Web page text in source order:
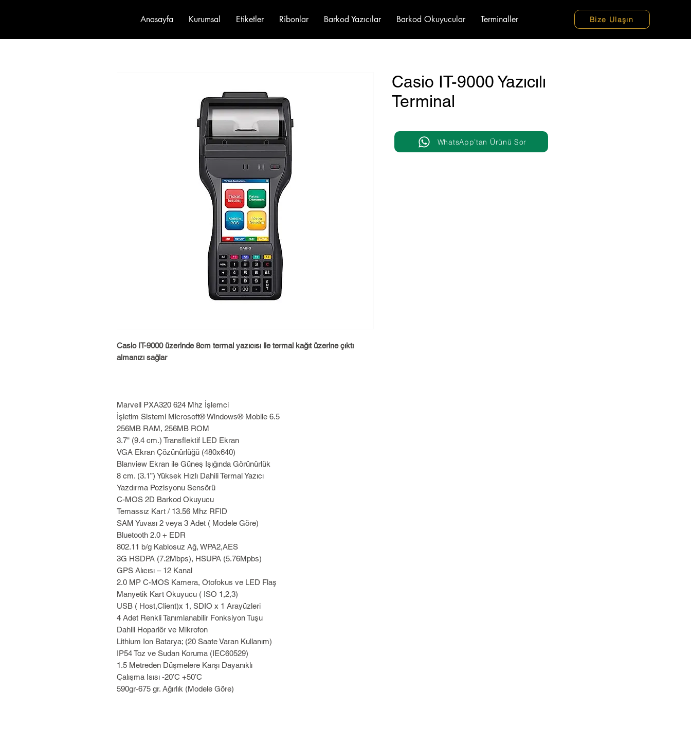
Anasayfa Kurumsal Etiketler Ribonlar Barkod Yazıcılar Barkod Okuyucular Terminaller Bize Ulaşın
Casio IT-9000 üzerinde 8cm termal yazıcısı ile termal kağıt üzerine çıktı
almanızı sağlar
Marvell PXA320 624 Mhz İşlemci
İşletim Sistemi Microsoft® Windows® Mobile 6.5
256MB RAM, 256MB ROM
3.7" (9.4 cm.) Transflektif LED Ekran
VGA Ekran Çözünürlüğü (480x640)
Blanview Ekran ile Güneş Işığında Görünürlük
8 cm. (3.1”) Yüksek Hızlı Dahili Termal Yazıcı
Yazdırma Pozisyonu Sensörü
C-MOS 2D Barkod Okuyucu
Temassız Kart / 13.56 Mhz RFID
SAM Yuvası 2 veya 3 Adet ( Modele Göre)
Bluetooth 2.0 + EDR
802.11 b/g Kablosuz Ağ, WPA2,AES
3G HSDPA (7.2Mbps), HSUPA (5.76Mpbs)
GPS Alıcısı – 12 Kanal
2.0 MP C-MOS Kamera, Otofokus ve LED Flaş
Manyetik Kart Okuyucu ( ISO 1,2,3)
USB ( Host,Client)x 1, SDIO x 1 Arayüzleri
4 Adet Renkli Tanımlanabilir Fonksiyon Tuşu
Dahili Hoparlör ve Mikrofon
Lithium Ion Batarya; (20 Saate Varan Kullanım)
IP54 Toz ve Sudan Koruma (IEC60529)
1.5 Metreden Düşmelere Karşı Dayanıklı
Çalışma Isısı -20’C +50’C
590gr-675 gr. Ağırlık (Modele Göre)
Casio IT-9000 Yazıcılı
Terminal
WhatsApp’tan Ürünü Sor